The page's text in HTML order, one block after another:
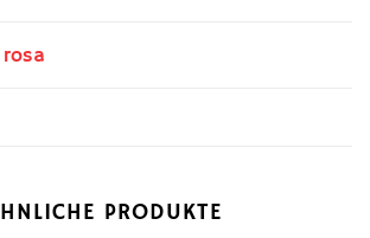
rosa
PRODUKTE